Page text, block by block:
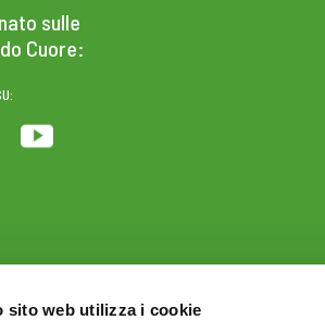
sito web utilizza i cookie
sulle
Cuore: